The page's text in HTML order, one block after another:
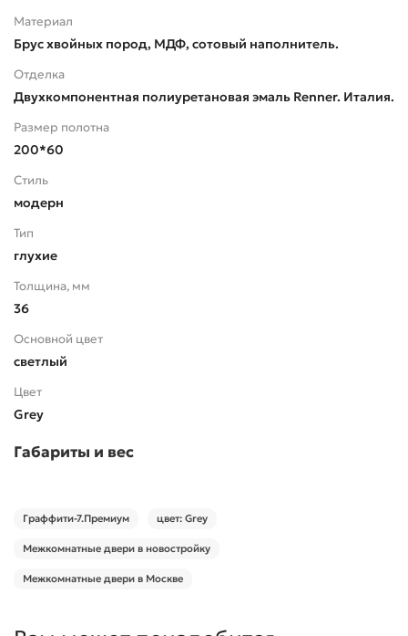
Материал
Брус хвойных пород, МДФ, сотовый наполнитель.
Отделка
Двухкомпонентная полиуретановая эмаль Renner. Италия.
Размер полотна
200*60
Стиль
модерн
Тип
глухие
Толщина, мм
36
Основной цвет
светлый
Цвет
Grey
Габариты и вес
Граффити-7.Премиум цвет: Grey
Межкомнатные двери в новостройку
Межкомнатные двери в Москве